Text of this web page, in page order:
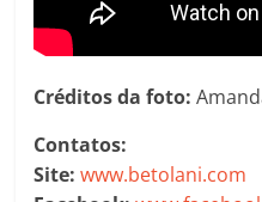
Créditos da foto:
Contatos:
Site:www.betolani.com